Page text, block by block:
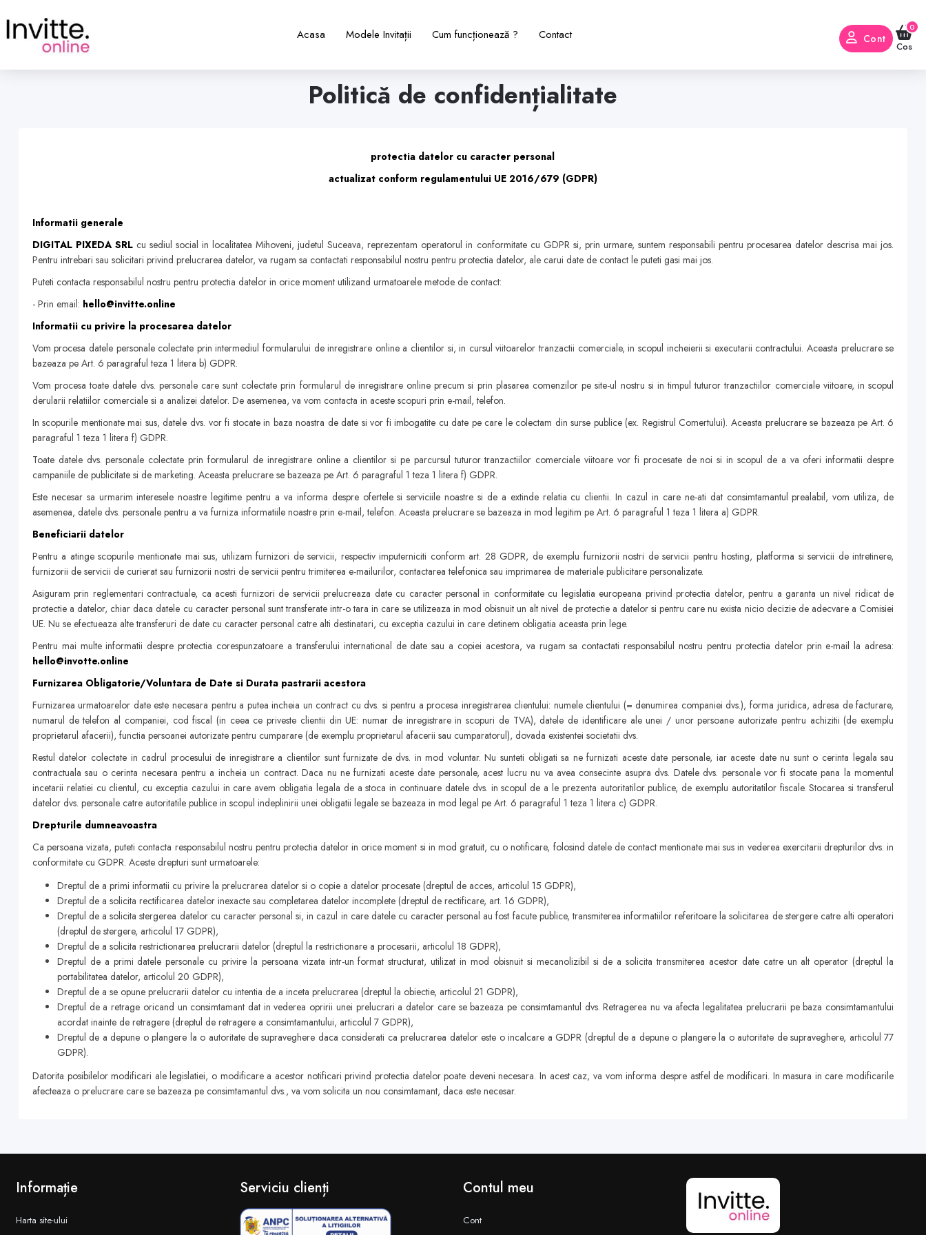
Acasa Modele Invitații Cum funcționează ? Contact Cont
Cos
0
Politică de confidențialitate
protectia datelor cu caracter personal
actualizat conform regulamentului UE 2016/679 (GDPR)
Informatii generale
DIGITAL PIXEDA SRLcu sediul social in localitatea Mihoveni, judetul Suceava, reprezentam operatorul in conformitate cu GDPR si, prin urmare, suntem responsabili pentru procesarea datelor descrisa mai jos.
Pentru intrebari sau solicitari privind prelucrarea datelor, va rugam sa contactati responsabilul nostru pentru protectia datelor, ale carui date de contact le puteti gasi mai jos.
Puteti contacta responsabilul nostru pentru protectia datelor in orice moment utilizand urmatoarele metode de contact:
- Prin email: hello@invitte.online
Informatii cu privire la procesarea datelor
Vom procesa datele personale colectate prin intermediul formularului de inregistrare online a clientilor si, in cursul viitoarelor tranzactii comerciale, in scopul incheierii si executarii contractului. Aceasta prelucrare se
bazeaza pe Art. 6 paragraful teza 1 litera b) GDPR.
Vom procesa toate datele dvs. personale care sunt colectate prin formularul de inregistrare online precum si prin plasarea comenzilor pe site-ul nostru si in timpul tuturor tranzactiilor comerciale viitoare, in scopul
derularii relatiilor comerciale si a analizei datelor. De asemenea, va vom contacta in aceste scopuri prin e-mail, telefon.
In scopurile mentionate mai sus, datele dvs. vor fi stocate in baza noastra de date si vor fi imbogatite cu date pe care le colectam din surse publice (ex. Registrul Comertului). Aceasta prelucrare se bazeaza pe Art. 6
paragraful 1 teza 1 litera f) GDPR.
Toate datele dvs. personale colectate prin formularul de inregistrare online a clientilor si pe parcursul tuturor tranzactiilor comerciale viitoare vor fi procesate de noi si in scopul de a va oferi informatii despre
campaniile de publicitate si de marketing. Aceasta prelucrare se bazeaza pe Art. 6 paragraful 1 teza 1 litera f) GDPR.
Este necesar sa urmarim interesele noastre legitime pentru a va informa despre ofertele si serviciile noastre si de a extinde relatia cu clientii. In cazul in care ne-ati dat consimtamantul prealabil, vom utiliza, de
asemenea, datele dvs. personale pentru a va furniza informatiile noastre prin e-mail, telefon. Aceasta prelucrare se bazeaza in mod legitim pe Art. 6 paragraful 1 teza 1 litera a) GDPR.
Beneficiarii datelor
Pentru a atinge scopurile mentionate mai sus, utilizam furnizori de servicii, respectiv imputerniciti conform art. 28 GDPR, de exemplu furnizorii nostri de servicii pentru hosting, platforma si servicii de intretinere,
furnizorii de servicii de curierat sau furnizorii nostri de servicii pentru trimiterea e-mailurilor, contactarea telefonica sau imprimarea de materiale publicitare personalizate.
Asiguram prin reglementari contractuale, ca acesti furnizori de servicii prelucreaza date cu caracter personal in conformitate cu legislatia europeana privind protectia datelor, pentru a garanta un nivel ridicat de
protectie a datelor, chiar daca datele cu caracter personal sunt transferate intr-o tara in care se utilizeaza in mod obisnuit un alt nivel de protectie a datelor si pentru care nu exista nicio decizie de adecvare a Comisiei
UE. Nu se efectueaza alte transferuri de date cu caracter personal catre alti destinatari, cu exceptia cazului in care detinem obligatia aceasta prin lege.
Pentru mai multe informatii despre protectia corespunzatoare a transferului international de date sau a copiei acestora, va rugam sa contactati responsabilul nostru pentru protectia datelor prin e-mail la adresa:
hello@invotte.online
Furnizarea Obligatorie/Voluntara de Date si Durata pastrarii acestora
Furnizarea urmatoarelor date este necesara pentru a putea incheia un contract cu dvs. si pentru a procesa inregistrarea clientului: numele clientului (= denumirea companiei dvs.), forma juridica, adresa de facturare,
numarul de telefon al companiei, cod fiscal (in ceea ce priveste clientii din UE: numar de inregistrare in scopuri de TVA), datele de identificare ale unei / unor persoane autorizate pentru achizitii (de exemplu
proprietarul afacerii), functia persoanei autorizate pentru cumparare (de exemplu proprietarul afacerii sau cumparatorul), dovada existentei societatii dvs.
Restul datelor colectate in cadrul procesului de inregistrare a clientilor sunt furnizate de dvs. in mod voluntar. Nu sunteti obligati sa ne furnizati aceste date personale, iar aceste date nu sunt o cerinta legala sau
contractuala sau o cerinta necesara pentru a incheia un contract. Daca nu ne furnizati aceste date personale, acest lucru nu va avea consecinte asupra dvs. Datele dvs. personale vor fi stocate pana la momentul
incetarii relatiei cu clientul, cu exceptia cazului in care avem obligatia legala de a stoca in continuare datele dvs. in scopul de a le prezenta autoritatilor publice, de exemplu autoritatilor fiscale. Stocarea si transferul
datelor dvs. personale catre autoritatile publice in scopul indeplinirii unei obligatii legale se bazeaza in mod legal pe Art. 6 paragraful 1 teza 1 litera c) GDPR.
Drepturile dumneavoastra
Ca persoana vizata, puteti contacta responsabilul nostru pentru protectia datelor in orice moment si in mod gratuit, cu o notificare, folosind datele de contact mentionate mai sus in vederea exercitarii drepturilor dvs. in
conformitate cu GDPR. Aceste drepturi sunt urmatoarele:
Dreptul de a primi informatii cu privire la prelucrarea datelor si o copie a datelor procesate (dreptul de acces, articolul 15 GDPR),
Dreptul de a solicita rectificarea datelor inexacte sau completarea datelor incomplete (dreptul de rectificare, art. 16 GDPR),
Dreptul de a solicita stergerea datelor cu caracter personal si, in cazul in care datele cu caracter personal au fost facute publice, transmiterea informatiilor referitoare la solicitarea de stergere catre alti operatori
(dreptul de stergere, articolul 17 GDPR),
Dreptul de a solicita restrictionarea prelucrarii datelor (dreptul la restrictionare a procesarii, articolul 18 GDPR),
Dreptul de a primi datele personale cu privire la persoana vizata intr-un format structurat, utilizat in mod obisnuit si mecanolizibil si de a solicita transmiterea acestor date catre un alt operator (dreptul la
portabilitatea datelor, articolul 20 GDPR),
Dreptul de a se opune prelucrarii datelor cu intentia de a inceta prelucrarea (dreptul la obiectie, articolul 21 GDPR),
Dreptul de a retrage oricand un consimtamant dat in vederea opririi unei prelucrari a datelor care se bazeaza pe consimtamantul dvs. Retragerea nu va afecta legalitatea prelucrarii pe baza consimtamantului
acordat inainte de retragere (dreptul de retragere a consimtamantului, articolul 7 GDPR),
Dreptul de a depune o plangere la o autoritate de supraveghere daca considerati ca prelucrarea datelor este o incalcare a GDPR (dreptul de a depune o plangere la o autoritate de supraveghere, articolul 77
GDPR).
Datorita posibilelor modificari ale legislatiei, o modificare a acestor notificari privind protectia datelor poate deveni necesara. In acest caz, va vom informa despre astfel de modificari. In masura in care modificarile
afecteaza o prelucrare care se bazeaza pe consimtamantul dvs., va vom solicita un nou consimtamant, daca este necesar.
Informație
Harta site-ului
Serviciu clienți Contul meu
Cont